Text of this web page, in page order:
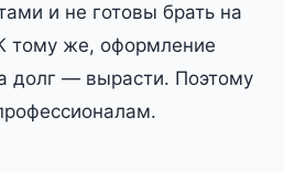
и не готовы брать на
тому же, оформление
долг — вырасти. Поэтому